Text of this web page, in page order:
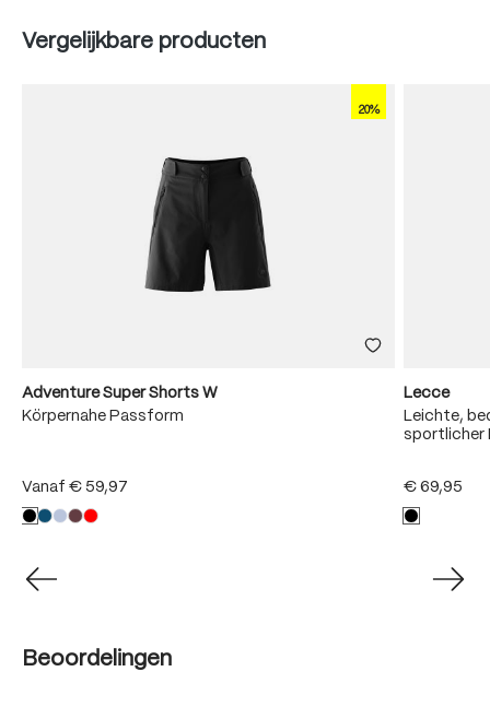
Produktgalerie überspringen
Vergelijkbare producten
20%
Adventure Super Shorts W
Körpernahe Passform
Vanaf € 59,97
Lecce
Leichte,
sportlicher
€ 69,95
Beoordelingen